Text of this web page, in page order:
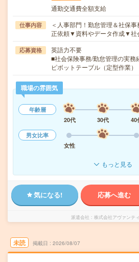
通勤交通費全額支給
仕事内容
＜人事部門！勤怠管理＆社保
正依頼▼資料やデータ作成▼社
応募資格
英語力不要
■社会保険事務/勤怠管理の実務
ピボットテーブル（定型作業）
職場の雰囲気
年齢層
20代
30代 40
男女比率
女性
もっと見る
気になる! 応募へ進む
派遣会社 株式会社アヴァンテ
未読 掲載日 2026/08/07